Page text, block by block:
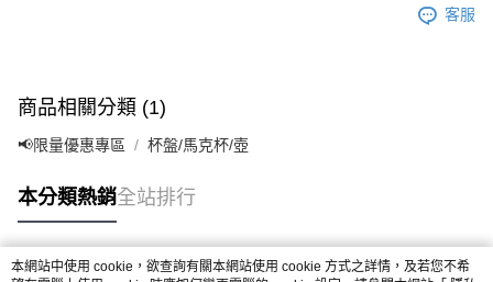
客服
商品相關分類 (1)
📢限量優惠專區 杯盤/馬克杯/壺
本分類熱銷全站排行
本網站中使用 cookie，欲查詢有關本網站使用 cookie 方式之詳情，及若您不希